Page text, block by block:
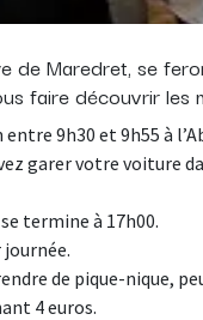
de Maredret, se
faire découvrir
9h30 et 9h55 à
garer votre voiture
termine à 17h00.
journée.
de pique-nique,
4 euros.